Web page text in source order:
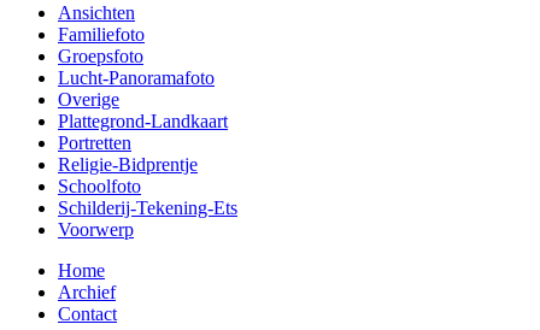
Ansichten
Familiefoto
Groepsfoto
Lucht-Panoramafoto
Overige
Plattegrond-Landkaart
Portretten
Religie-Bidprentje
Schoolfoto
Schilderij-Tekening-Ets
Voorwerp
Home
Archief
Contact